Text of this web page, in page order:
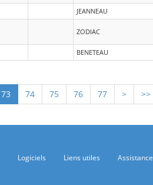
JEANNEAU
ZODIAC
BENETEAU
73 74 75 76 77 > >>
Logiciels Liens utiles Assistance